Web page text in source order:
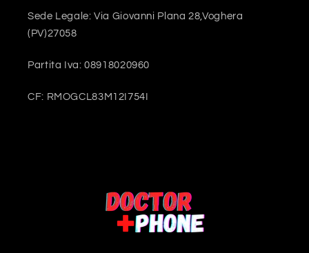
Sede Legale: Via Giovanni Plana 28,Voghera
(PV)27058
Partita Iva: 08918020960
CF: RMOGCL83M12I754I